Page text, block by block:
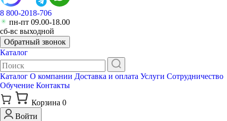
8 800-2018-706
пн-пт 09.00-18.00
сб-вс выходной
Обратный звонок
Каталог
Каталог О компании Доставка и оплата Услуги Сотрудничество
Обучение Контакты
Корзина 0
Войти